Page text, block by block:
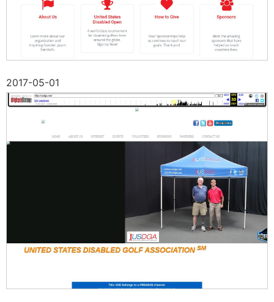
2017-05-01